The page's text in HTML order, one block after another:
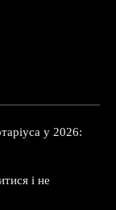
у 2026:
і не